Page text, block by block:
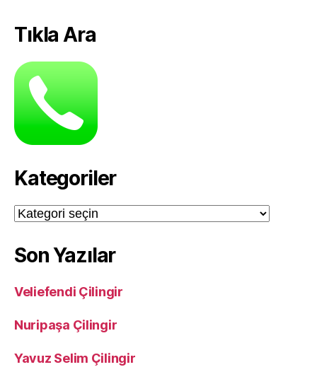
Tıkla Ara
Kategoriler
Kategoriler
Son Yazılar
Veliefendi Çilingir
Nuripaşa Çilingir
Yavuz Selim Çilingir